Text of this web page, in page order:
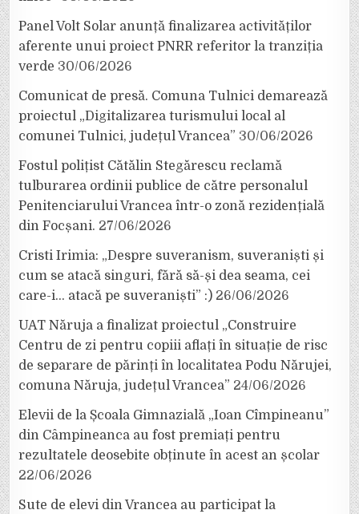
Panel Volt Solar anunță finalizarea activităților
aferente unui proiect PNRR referitor la tranziția
verde 30/06/2026
Comunicat de presă. Comuna Tulnici demarează
proiectul „Digitalizarea turismului local al
comunei Tulnici, județul Vrancea” 30/06/2026
Fostul polițist Cătălin Stegărescu reclamă
tulburarea ordinii publice de către personalul
Penitenciarului Vrancea într-o zonă rezidențială
din Focșani. 27/06/2026
Cristi Irimia: „Despre suveranism, suveraniști și
cum se atacă singuri, fără să-și dea seama, cei
care-i… atacă pe suveraniști” :) 26/06/2026
UAT Năruja a finalizat proiectul „Construire
Centru de zi pentru copiii aflați în situație de risc
de separare de părinți în localitatea Podu Nărujei,
comuna Năruja, județul Vrancea” 24/06/2026
Elevii de la Școala Gimnazială „Ioan Cîmpineanu”
din Câmpineanca au fost premiați pentru
rezultatele deosebite obținute în acest an școlar
22/06/2026
Sute de elevi din Vrancea au participat la